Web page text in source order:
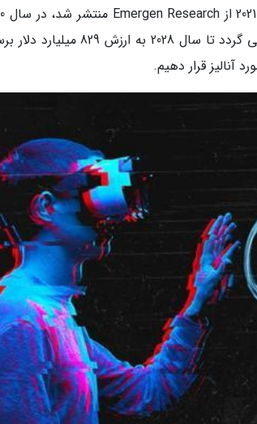
میلیارد دلار بوده است و پیش
آنالیز قرار دهیم.